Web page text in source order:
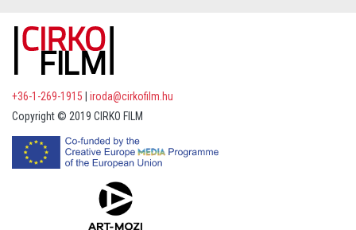
+36-1-269-1915
iroda@cirkofilm.hu
Copyright © 2019 CIRKO FILM